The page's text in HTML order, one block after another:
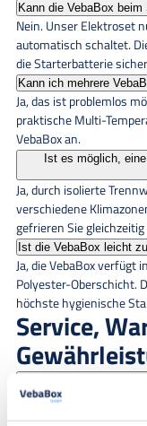
Kann die VebaBox
Nein. Unser Elektroset
automatisch schaltet.
die Starterbatterie
Kann ich mehrere
Ja, das ist problemlos
praktische Multi-
VebaBox an.
Ist es möglich,
Ja, durch isolierte
verschiedene
gefrieren Sie
Ist die VebaBox leicht
Ja, die VebaBox verfügt
Polyester-Oberschicht.
höchste hygienische
Service,
Mit unseren